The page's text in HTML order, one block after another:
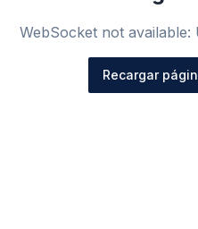
WebSocket not
Recargar